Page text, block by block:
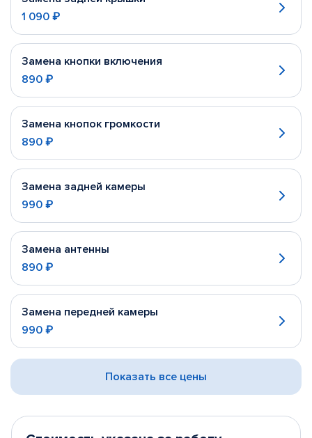
1 090 ₽
Замена кнопки включения
890 ₽
Замена кнопок громкости
890 ₽
Замена задней камеры
990 ₽
Замена антенны
890 ₽
Замена передней камеры
990 ₽
Показать все цены